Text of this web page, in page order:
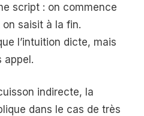
script : on commence
saisit à la fin.
l’intuition dicte, mais
appel.
indirecte, la
dans le cas de très